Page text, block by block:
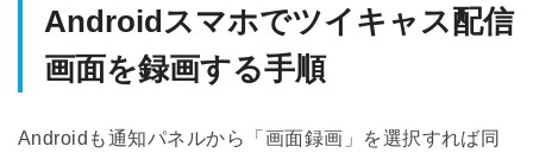
Androidスマホでツイキャス配信
画面を録画する手順
Androidも通知パネルから「画面録画」を選択すれば同